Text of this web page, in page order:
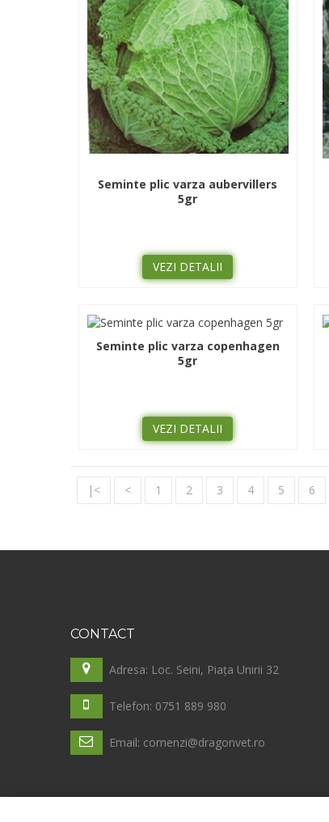
Seminte plic varza aubervillers
5gr
VEZI DETALII
Seminte plic varza copenhagen
5gr
VEZI DETALII
|< < 1 2 3 4 5 6
CONTACT
Adresa: Loc. Seini, Piața Unirii 32
Telefon: 0751 889 980
Email: comenzi@dragonvet.ro